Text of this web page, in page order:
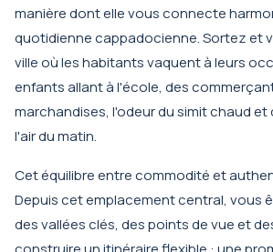
manière dont elle vous connecte
quotidienne cappadocienne. Sortez et
ville où les habitants vaquent à leurs
enfants allant à l'école, des
marchandises, l'odeur du simit chaud
l'air du matin.
Cet équilibre entre commodité et
Depuis cet emplacement central, vous
des vallées clés, des points de vue et